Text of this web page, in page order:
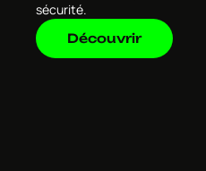
sécurité.
Découvrir